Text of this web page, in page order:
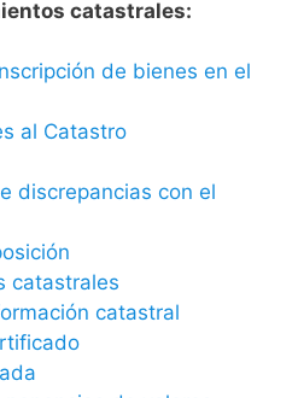
catastrales:
de bienes en el
al Catastro
discrepancias con el
catastrales
catastral